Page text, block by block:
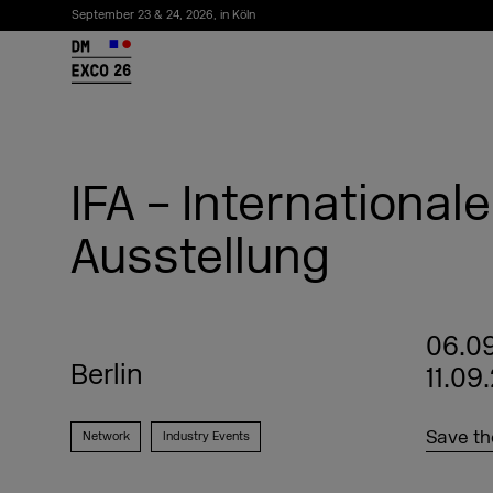
September 23 & 24, 2026, in Köln
26
Newsletter abonnieren
IFA –
Ausstellung
Berlin
Network Industry Events Save